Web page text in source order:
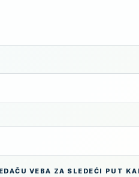
VEBA ZA SLEDEĆI PUT